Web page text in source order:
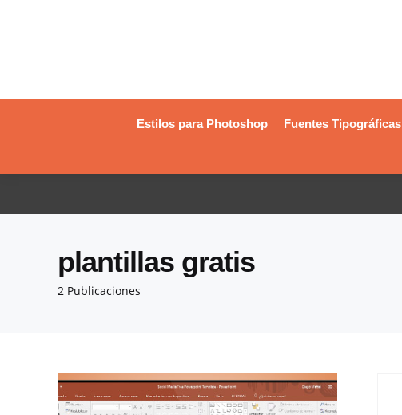
Estilos para Photoshop Fuentes Tipográficas
2 Publicaciones
plantillas gratis